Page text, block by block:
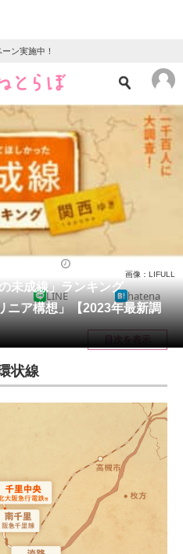
ン実施中！
ニュース
クイズ
地域
教育・育児
未成線」ランキング
ア構想」【2023年最新調
画像：LIFULL
LINE hatena
目次を表示
状線